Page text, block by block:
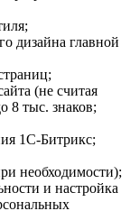
дизайна главной
(не считая
8 тыс. знаков;
1С-Битрикс;
необходимости);
и настройка